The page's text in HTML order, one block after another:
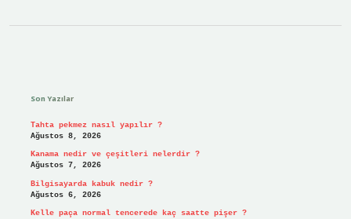
Son Yazılar
Tahta pekmez nasıl yapılır ?
Ağustos 8, 2026
Kanama nedir ve çeşitleri nelerdir ?
Ağustos 7, 2026
Bilgisayarda kabuk nedir ?
Ağustos 6, 2026
Kelle paça normal tencerede kaç saatte pişer ?